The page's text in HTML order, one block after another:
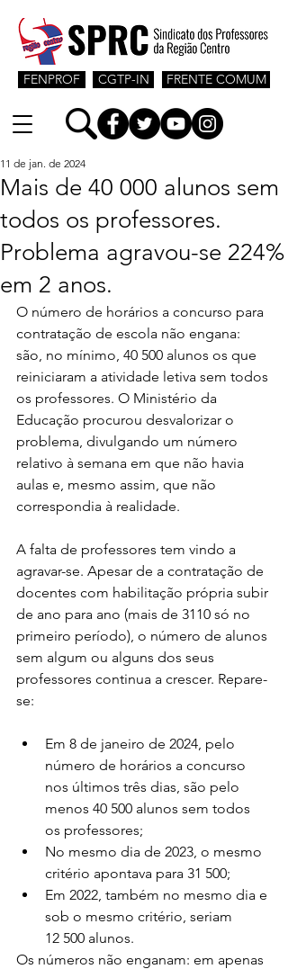
CGTP-IN
FENPROF FRENTE COMUM
Mais de 40 000 alunos sem
todos os professores.
Problema agravou-se 224%
em 2 anos.
11 de jan. de 2024
O número de horários a concurso para
contratação de escola não engana:
são, no mínimo, 40 500 alunos os que
reiniciaram a atividade letiva sem todos
os professores. O Ministério da
Educação procurou desvalorizar o
problema, divulgando um número
relativo à semana em que não havia
aulas e, mesmo assim, que não
correspondia à realidade.
A falta de professores tem vindo a
agravar-se. Apesar de a contratação de
docentes com habilitação própria subir
de ano para ano (mais de 3110 só no
primeiro período), o número de alunos
sem algum ou alguns dos seus
professores continua a crescer. Repare-
se:
Em 8 de janeiro de 2024, pelo
número de horários a concurso
nos últimos três dias, são pelo
menos 40 500 alunos sem todos
os professores;
No mesmo dia de 2023, o mesmo
critério apontava para 31 500;
Em 2022, também no mesmo dia e
sob o mesmo critério, seriam
12 500 alunos.
Os números não enganam: em apenas